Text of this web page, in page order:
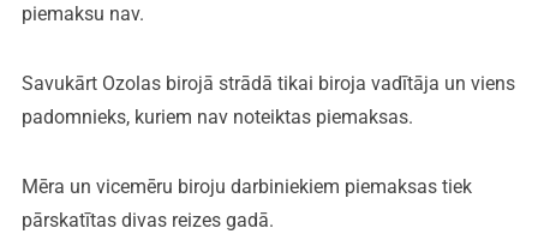
piemaksu nav.
Savukārt Ozolas birojā strādā tikai biroja vadītāja un viens
padomnieks, kuriem nav noteiktas piemaksas.
Mēra un vicemēru biroju darbiniekiem piemaksas tiek
pārskatītas divas reizes gadā.